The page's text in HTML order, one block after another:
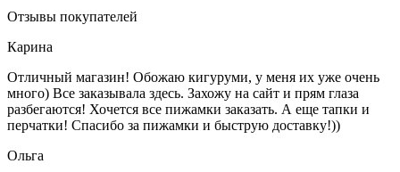
Отзывы покупателей
Карина
Отличный магазин! Обожаю кигуруми, у меня их уже очень
много) Все заказывала здесь. Захожу на сайт и прям глаза
разбегаются! Хочется все пижамки заказать. А еще тапки и
перчатки! Спасибо за пижамки и быструю доставку!))
Ольга